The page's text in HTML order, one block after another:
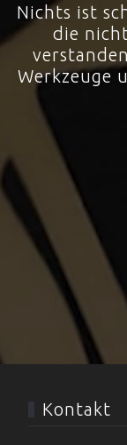
Nichts ist
die
Werkzeuge
Kontakt